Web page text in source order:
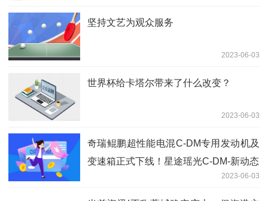
坚持文艺为观众服务
2023-06-03
世界杯给卡塔尔带来了什么改变？
2023-06-03
奇瑞鲲鹏超性能电混C-DM专用发动机及
变速箱正式下线！星途瑶光C-DM-新动态
2023-06-03